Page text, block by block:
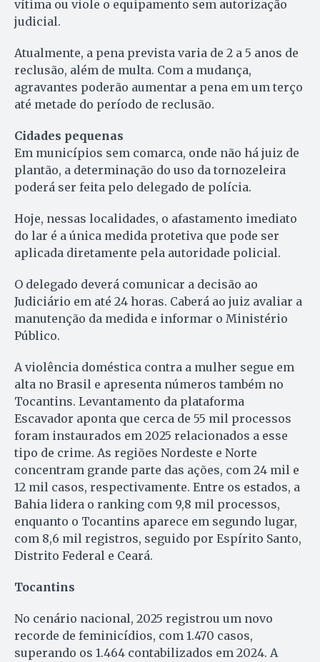
vítima ou viole o equipamento sem autorização
judicial.
Atualmente, a pena prevista varia de 2 a 5 anos de
reclusão, além de multa. Com a mudança,
agravantes poderão aumentar a pena em um terço
até metade do período de reclusão.
Cidades pequenas
Em municípios sem comarca, onde não há juiz de
plantão, a determinação do uso da tornozeleira
poderá ser feita pelo delegado de polícia.
Hoje, nessas localidades, o afastamento imediato
do lar é a única medida protetiva que pode ser
aplicada diretamente pela autoridade policial.
O delegado deverá comunicar a decisão ao
Judiciário em até 24 horas. Caberá ao juiz avaliar a
manutenção da medida e informar o Ministério
Público.
A violência doméstica contra a mulher segue em
alta no Brasil e apresenta números também no
Tocantins. Levantamento da plataforma
Escavador aponta que cerca de 55 mil processos
foram instaurados em 2025 relacionados a esse
tipo de crime. As regiões Nordeste e Norte
concentram grande parte das ações, com 24 mil e
12 mil casos, respectivamente. Entre os estados, a
Bahia lidera o ranking com 9,8 mil processos,
enquanto o Tocantins aparece em segundo lugar,
com 8,6 mil registros, seguido por Espírito Santo,
Distrito Federal e Ceará.
Tocantins
No cenário nacional, 2025 registrou um novo
recorde de feminicídios, com 1.470 casos,
superando os 1.464 contabilizados em 2024. A